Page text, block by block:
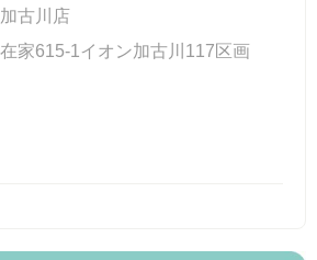
古川店
家615-1イオン加古川117区画